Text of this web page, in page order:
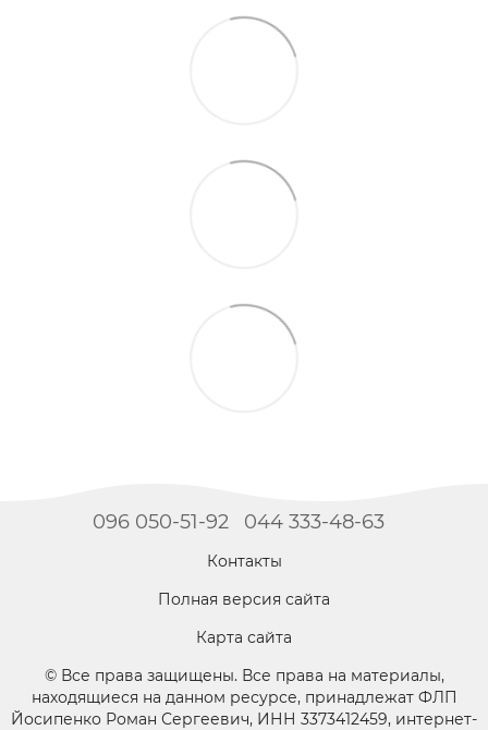
096 050-51-92 044 333-48-63
Контакты
Полная версия сайта
Карта сайта
© Все права защищены. Все права на материалы,
находящиеся на данном ресурсе, принадлежат ФЛП
Йосипенко Роман Сергеевич, ИНН 3373412459, интернет-